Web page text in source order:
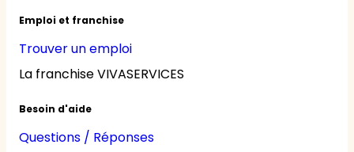
Emploi et franchise
Trouver un emploi
La franchise VIVASERVICES
Besoin d'aide
Questions / Réponses